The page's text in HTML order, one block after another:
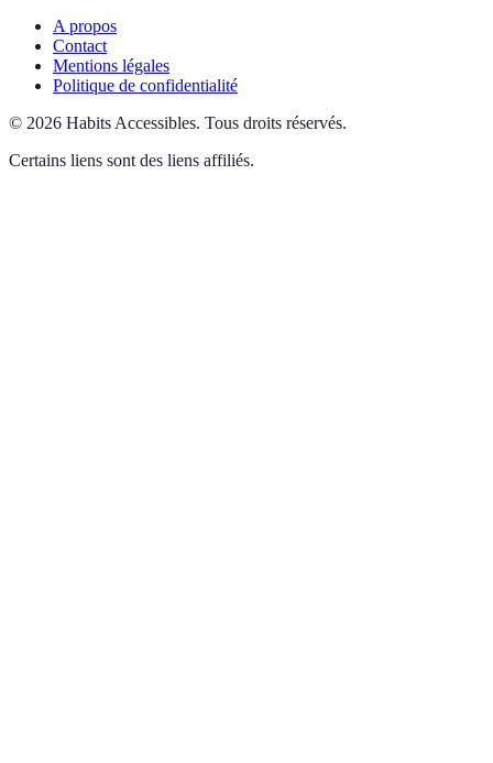
A propos
Contact
Mentions légales
Politique de confidentialité
© 2026 Habits Accessibles. Tous droits réservés.
Certains liens sont des liens affiliés.